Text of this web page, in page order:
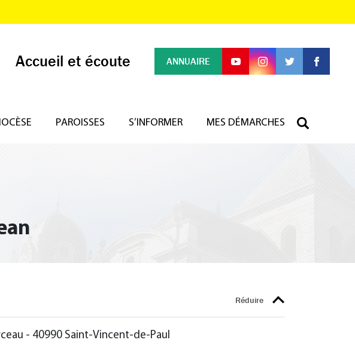
Accueil et écoute ANNUAIRE
PAROISSES S’INFORMER MES DÉMARCHES
- 40990 Saint-Vincent-de-Paul